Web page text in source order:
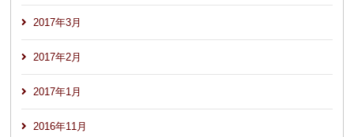
2017年3月
2017年2月
2017年1月
2016年11月